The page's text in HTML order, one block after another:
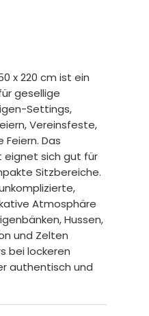
x 220 cm ist ein
gesellige
Settings,
Vereinsfeste,
Das
eignet sich gut für
Sitzbereiche.
Atmosphäre
Hussen,
und Zelten
bei lockeren
authentisch und